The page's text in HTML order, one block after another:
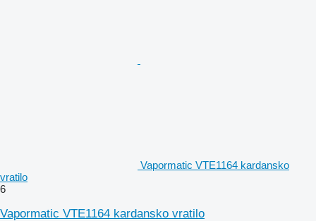
Vapormatic VTE1164 kardansko
vratilo
6
Vapormatic VTE1164 kardansko vratilo